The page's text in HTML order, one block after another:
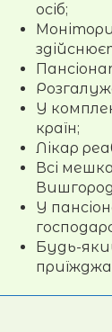
осіб;
У
країн;
Лікар
Всі
У
Будь-